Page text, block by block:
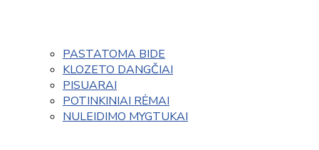
PASTATOMA BIDE
KLOZETO DANGČIAI
PISUARAI
POTINKINIAI RĖMAI
NULEIDIMO MYGTUKAI